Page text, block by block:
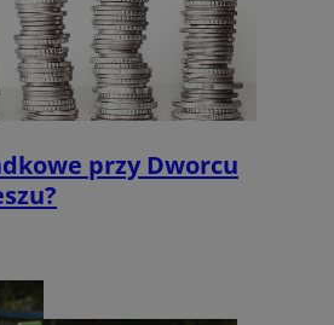
przy Dworcu